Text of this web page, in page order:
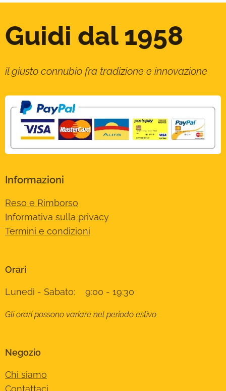
Guidi dal 1958
il giusto connubio fra tradizione e innovazione
Informazioni
Reso e Rimborso
Informativa sulla privacy
Termini e condizioni
Orari
Lunedì - Sabato: 9:00 - 19:30
Gli orari possono variare nel periodo estivo
Negozio
Chi siamo
Contattaci